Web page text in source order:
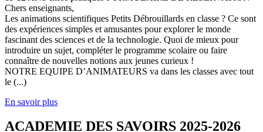
Chers enseignants,
Les animations scientifiques Petits Débrouillards en classe ? Ce sont
des expériences simples et amusantes pour explorer le monde
fascinant des sciences et de la technologie. Quoi de mieux pour
introduire un sujet, compléter le programme scolaire ou faire
connaître de nouvelles notions aux jeunes curieux !
NOTRE EQUIPE D’ANIMATEURS va dans les classes avec tout
le (...)
En savoir plus
ACADEMIE DES SAVOIRS 2025-2026